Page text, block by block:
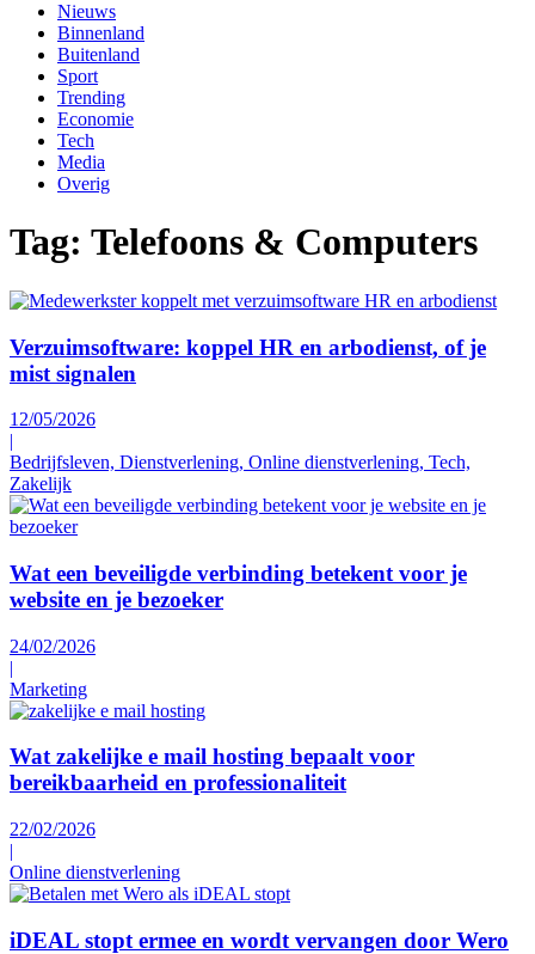
Nieuws
Binnenland
Buitenland
Sport
Trending
Economie
Tech
Media
Overig
Tag: Telefoons & Computers
Verzuimsoftware: koppel HR en arbodienst, of je
mist signalen
12/05/2026
|
Bedrijfsleven, Dienstverlening, Online dienstverlening, Tech,
Zakelijk
Wat een beveiligde verbinding betekent voor je
website en je bezoeker
24/02/2026
|
Marketing
Wat zakelijke e mail hosting bepaalt voor
bereikbaarheid en professionaliteit
22/02/2026
|
Online dienstverlening
iDEAL stopt ermee en wordt vervangen door Wero